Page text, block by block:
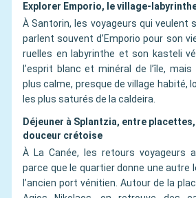
Explorer Emporio, le village-
À Santorin, les voyageurs qui veulent
parlent souvent d’Emporio pour son
ruelles en labyrinthe et son kasteli
l’esprit blanc et minéral de l’île,
plus calme, presque de village habité,
les plus saturés de la caldeira.
Déjeuner à Splantzia, entre
douceur crétoise
À La Canée, les retours voyageurs
parce que le quartier donne une autre
l’ancien port vénitien. Autour de la